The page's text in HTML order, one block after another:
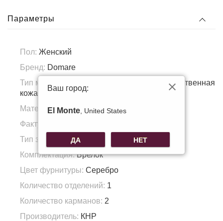
Параметры
Пол: Женский
Бренд: Domare
Тип материала:
Искусственная кожа, Искусственная
кожа
Материал подкладка:Полиэстер
Фактура материала:
Тип застежки: Молния/магнит
Комплектация:Брелок
Цвет фурнитуры: Серебро
Количество отделений: 1
Количество карманов: 2
Производитель: КНР
Ваш город:
El Monte , United States
ДА НЕТ